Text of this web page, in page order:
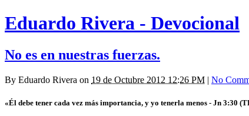
Eduardo Rivera - Devocional
No es en nuestras fuerzas.
By Eduardo Rivera on 19 de Octubre 2012 12:26 PM | No
«Él debe tener cada vez más importancia, y yo tenerla menos - Jn 3:30